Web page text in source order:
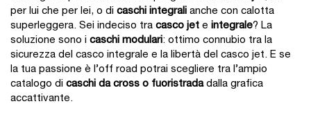
per lui che per lei, o di caschi integrali anche con calotta
superleggera. Sei indeciso tra casco jet e integrale? La
soluzione sono i caschi modulari: ottimo connubio tra la
sicurezza del casco integrale e la libertà del casco jet. E se
la tua passione è l’off road potrai scegliere tra l’ampio
catalogo di caschi da cross o fuoristradadalla grafica
accattivante.